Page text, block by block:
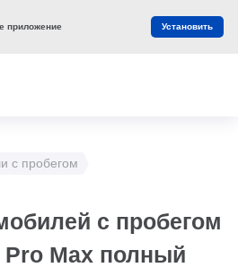
с пробегом
с пробегом
Pro Max полный
приложение Установить